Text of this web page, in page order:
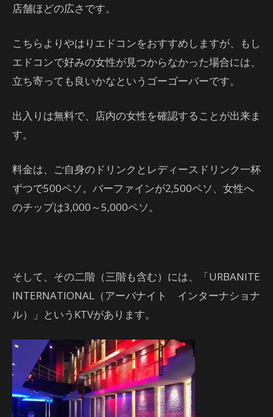
店舗ほどの広さです。
こちらよりやはりエドコンをおすすめしますが、もし
エドコンで好みの女性が見つからなかった場合には、
立ち寄っても良いかなというゴーゴーバーです。
出入りは無料で、店内の女性を確認することが出来ま
す。
料金は、ご自身のドリンクとレディースドリンク一杯
ずつで500ペソ。バーファインが2,500ペソ、女性へ
のチップは3,000～5,000ペソ。
そして、その二階（三階も含む）には、「URBANITE
INTERNATIONAL（アーバナイト インターナショナ
ル）」というKTVがあります。